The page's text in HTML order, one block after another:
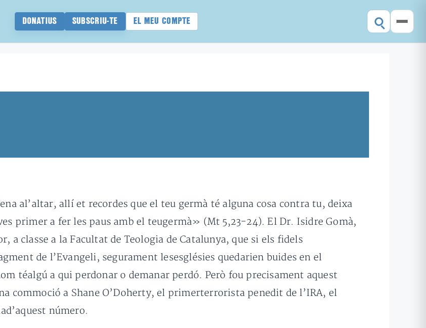
DONATIUS SUBSCRIU-TE EL MEU COMPTE
al’altar, allí et recordes que el teu germà té alguna cosa contra tu, deixa
primer a fer les paus amb el teugermà» (Mt 5,23-24). El Dr. Isidre Gomà,
a classe a la Facultat de Teologia de Catalunya, que si els fidels
de l’Evangeli, segurament lesesglésies quedarien buides en el
téalgú a qui perdonar o demanar perdó. Però fou precisament aquest
commoció a Shane O’Doherty, el primerterrorista penedit de l’IRA, el
número.